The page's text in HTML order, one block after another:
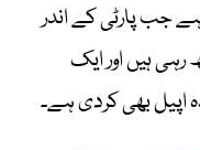
جب پارٹی کے اندر
ہیں اور ایک
اپیل بھی کردی ہے۔